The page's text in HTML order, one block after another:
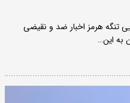
تنگه هرمز اخبار ضد و نقیضی
به این…